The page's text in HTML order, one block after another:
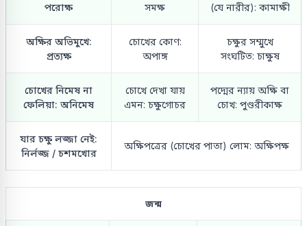
পরোক্ষ
সমক্ষ
(যে নারীর): কামাক্ষী
অক্ষির অভিমুখে:
প্রত্যক্ষ
চোখের কোণ:
অপাঙ্গ
চক্ষুর সম্মুখে
সংঘটিত: চাক্ষুষ
চোখের নিমেষ না
ফেলিয়া: অনিমেষ
চোখে দেখা যায়
এমন: চক্ষুগোচর
পদ্মের ন্যায় অক্ষি বা
চোখ: পুণ্ডরীকাক্ষ
যার চক্ষু লজ্জা নেই:
নির্লজ্জ / চশমখোর
অক্ষিপত্রের (চোখের পাতা) লোম: অক্ষিপক্ষ
জন্ম